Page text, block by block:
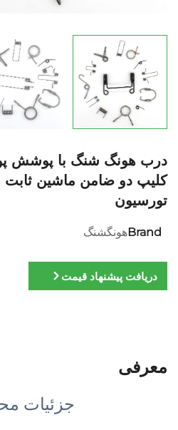
درب هونگ شنگ با پوشش
کلیپ دو ضامن ماشین ثابت
تورسیون
Brandهونگشنگ
دریافت پیشنهاد قیمت
معرفی
جزئیات